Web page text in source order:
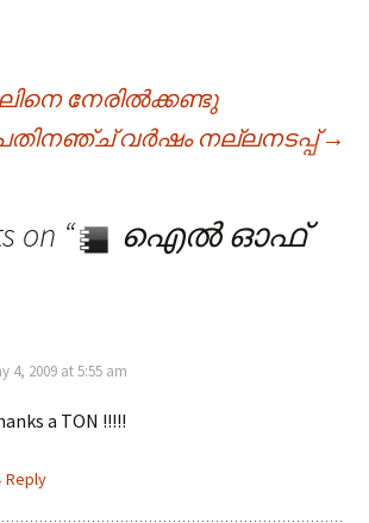
നേരില്‍ക്കണ്ടു
വര്‍ഷം നല്ലനടപ്പ്→
on “
ഐല്‍ ഓഫ്
4, 2009 at 5:55 am
a TON !!!!!
Reply